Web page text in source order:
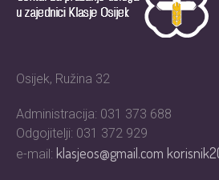
Osijek, Ružina 32
Administracija: 031 373 688
Odgojitelji: 031 372 929
e-mail: klasjeos@gmail.com